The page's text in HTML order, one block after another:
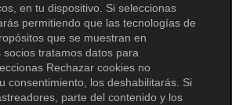
en tu dispositivo. Si seleccionas
permitiendo que las tecnologías de
que se muestran en
tratamos datos para
Rechazar cookies no
consentimiento, los deshabilitarás. Si
parte del contenido y los